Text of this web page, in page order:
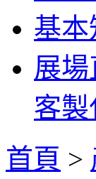
基本
展
客製
首頁 >